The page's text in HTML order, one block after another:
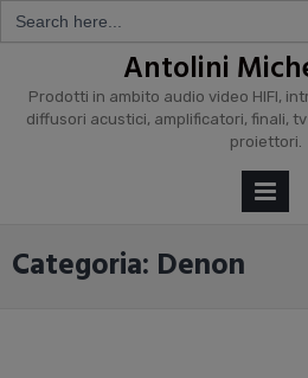
Search
for:
content
Antolini
Prodotti in ambito audio video HIFI,
diffusori acustici, amplificatori, finali,
proiettori.
Categoria: Denon